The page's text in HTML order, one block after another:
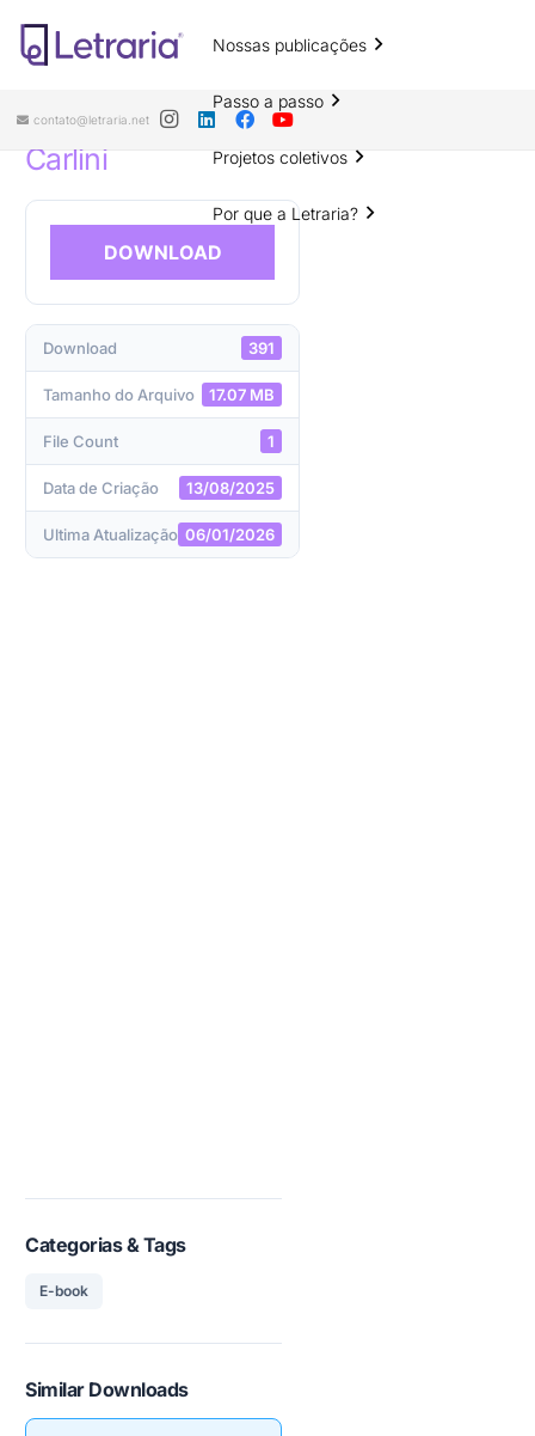
Nossas publicações
Passo a passo
Projetos coletivos
Por que a Letraria?
contato@letraria.net
COTECANN – Congresso sobre o
uso terapêutico deCannabis sativa
L. Prof. Elisaldo Luiz de Araújo
Carlini
DOWNLOAD
Download 391
Tamanho do Arquivo 17.07 MB
File Count 1
Data de Criação 13/08/2025
Ultima Atualização 06/01/2026
Categorias & Tags
E-book
Similar Downloads